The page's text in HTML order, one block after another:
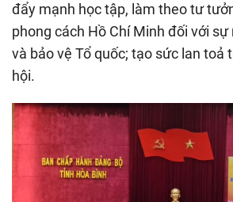
đẩy mạnh học tập, làm theo tư
phong cách Hồ Chí Minh đối với
và bảo vệ Tổ quốc; tạo sức lan toả
hội.